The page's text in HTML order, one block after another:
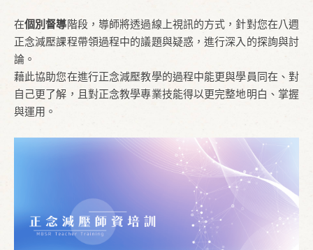
在個別督導階段，導師將透過線上視訊的方式，針對您在八週
正念減壓課程帶領過程中的議題與疑惑，進行深入的探詢與討
論。
藉此協助您在進行正念減壓教學的過程中能更與學員同在、對
自己更了解，且對正念教學專業技能得以更完整地明白、掌握
與運用。